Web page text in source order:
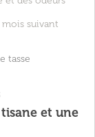
suivant
tasse
et une